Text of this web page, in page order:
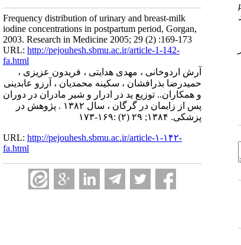
Frequency distribution of urinary and breast-milk
iodine concentrations in postpartum period, Gorgan,
2003. Research in Medicine 2005; 29 (2) :169-173
URL: http://pejouhesh.sbmu.ac.ir/article-1-142-
fa.html
آرش اردوخانی ، مهدی هدایتی ، فریدون عزیزی ،
حمیدرضا بذرافشان ، سکینه محمدیان ، آرزو عابدینی
و همکاران.. توزیع ید در ادرار و شیر مادران در دوران
پس از زایمان در گرگان ، سال ۱۳۸۲ . پژوهش در
پزشکی. ۱۳۸۴; ۲۹ (۲) :۱۶۹-۱۷۳
URL: http://pejouhesh.sbmu.ac.ir/article-۱-۱۴۲-
fa.html